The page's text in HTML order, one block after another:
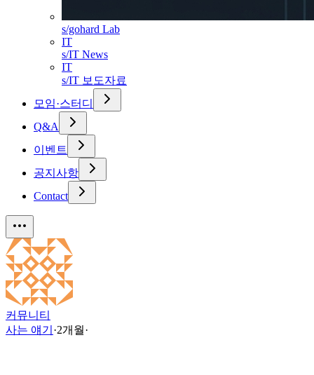
s/gohard Lab
IT
s/IT News
IT
s/IT 보도자료
모임·스터디
Q&A
이벤트
공지사항
Contact
커뮤니티
사는 얘기 ·2개월·